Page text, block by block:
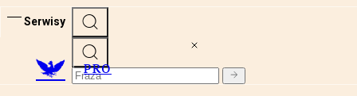
Serwisy
PRO